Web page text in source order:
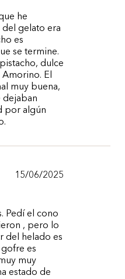
he
del gelato era
es
se termine.
dulce
El
muy buena,
dejaban
por algún
15/06/2025
Pedí el cono
, pero lo
del helado es
es
muy
estado de